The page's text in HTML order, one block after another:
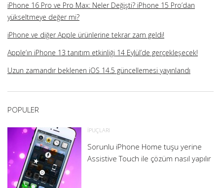
iPhone 16 Pro ve Pro Max: Neler Değişti? iPhone 15 Pro’dan
yükseltmeye değer mi?
iPhone ve diğer Apple ürünlerine tekrar zam geldi!
Apple’ın iPhone 13 tanıtım etkinliği 14 Eylül’de gerçekleşecek!
Uzun zamandır beklenen iOS 14.5 güncellemesi yayınlandı
POPULER
İPUÇLARI
Sorunlu iPhone Home tuşu yerine
Assistive Touch ile çözüm nasıl yapılır